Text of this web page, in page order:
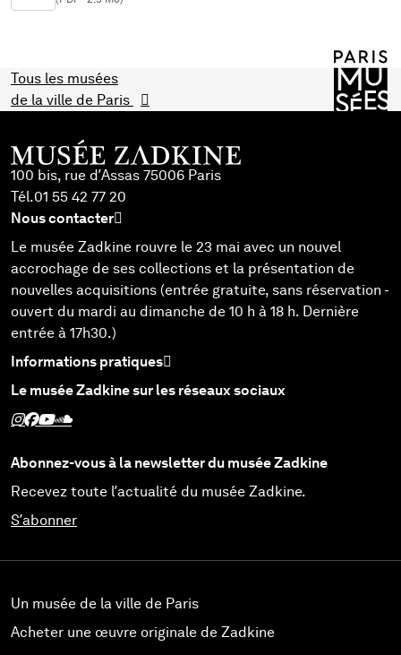
Tous les musées
de la ville de Paris
100 bis, rue d’Assas 75006 Paris
Tél.01 55 42 77 20
Nous contacter
Le musée Zadkine rouvre le 23 mai avec un nouvel
accrochage de ses collections et la présentation de
nouvelles acquisitions (entrée gratuite, sans réservation -
ouvert du mardi au dimanche de 10 h à 18 h. Dernière
entrée à 17h30.)
Informations pratiques
Le musée Zadkine sur les réseaux sociaux
Suivez Zadkine sur Instagram - Nouvelle fenêtre
Suivez Zadkine sur Facebook - Nouvelle fenêtre
Suivez Zadkine sur Youtube - Nouvelle fenêtre
Suivez Zadkine sur SoundCloud - Nouvelle fenêtre
Abonnez-vous à la newsletter du musée Zadkine
Recevez toute l’actualité du musée Zadkine.
S’abonner
Un musée de la ville de Paris
Acheter une œuvre originale de Zadkine